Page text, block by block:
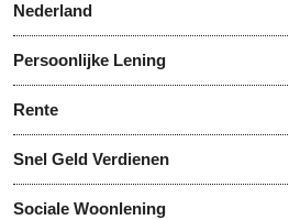
Nederland
Persoonlijke Lening
Rente
Snel Geld Verdienen
Sociale Woonlening